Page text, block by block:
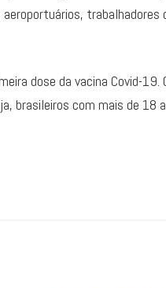
trabalhadores
dose da vacina Covid-19.
brasileiros com mais de 18